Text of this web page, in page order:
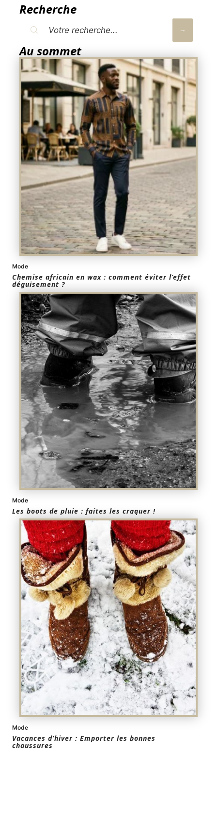
Recherche
Au sommet
Mode
Chemise africain en wax : comment éviter l’effet
déguisement ?
Mode
Les boots de pluie : faites les craquer !
Mode
Vacances d’hiver : Emporter les bonnes
chaussures